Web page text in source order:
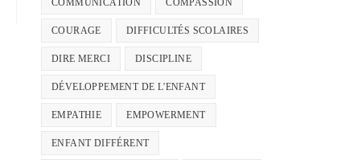
COMMUNICATION COMPASSION
COURAGE DIFFICULTÉS SCOLAIRES
DIRE MERCI DISCIPLINE
DÉVELOPPEMENT DE L'ENFANT
EMPATHIE EMPOWERMENT
ENFANT DIFFÉRENT